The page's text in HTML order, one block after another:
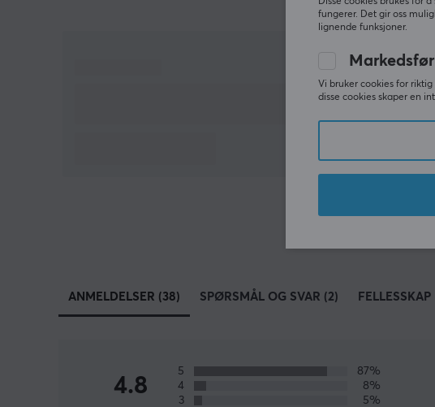
ANMELDELSER (38) SPØRSMÅL OG SVAR (2) FELLESSKAP
4.8
5
87%
4
8%
3
5%
fungerer. Det gir oss
lignende funksjoner.
Vi bruker cookies for
disse cookies skaper en